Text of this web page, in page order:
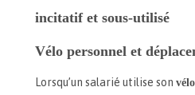
incitatif et sous-utilisé
Vélo personnel et
Lorsqu’un salarié utilise son